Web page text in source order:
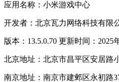
应用名称：小米游戏中心
开发者：北京瓦力网络科技有限
版本：13.5.0.70 更新时间：2025
北京地址：北京市昌平区安居路
南京地址：南京市建邺区永初路